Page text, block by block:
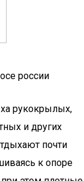
россии
рукокрылых,
и других
почти
к опоре